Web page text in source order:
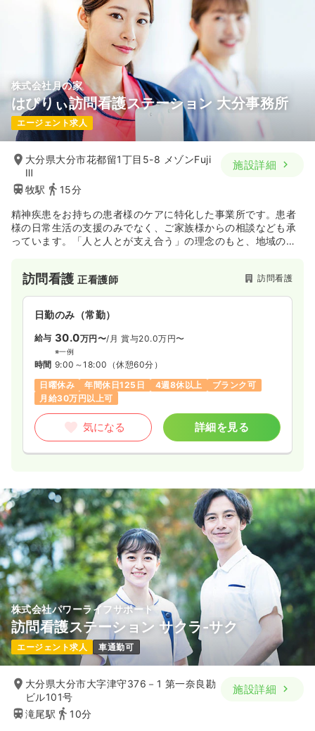
株式会社月の家
はぴりぃ訪問看護ステーション 大分事務所
エージェント求人
大分県大分市花都留1丁目5-8 メゾンFuji
Ⅲ
牧駅
15分
施設詳細
精神疾患をお持ちの患者様のケアに特化した事業所です。患者
様の日常生活の支援のみでなく、ご家族様からの相談なども承
っています。「人と人とが支え合う」の理念のもと、地域の皆
訪問看護正看護師 訪問看護
日勤のみ（常勤）
給与 30.0万円〜/月 賞与20.0万円〜
※一例
時間 9:00～18:00 （休憩60分）
日曜休み
年間休日125日 4週8休以上
ブランク可
月給30万円以上可
気になる 詳細を見る
株式会社パワーライフサポート
訪問看護ステーション サクラ-サク
エージェント求人 車通勤可
大分県大分市大字津守376－1 第一奈良勘
ビル101号
滝尾駅
10分
施設詳細